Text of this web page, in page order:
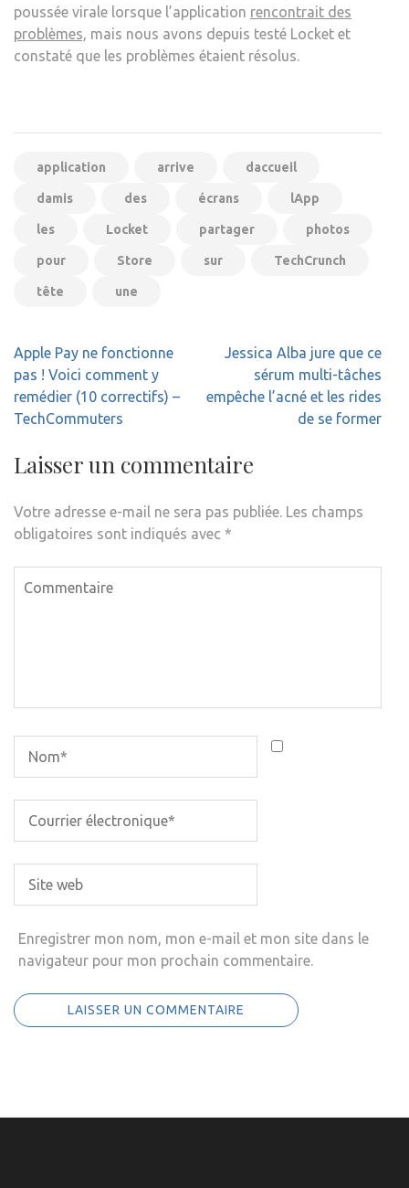
poussée virale lorsque l’application rencontrait des
problèmes, mais nous avons depuis testé Locket et
constaté que les problèmes étaient résolus.
application arrive daccueil
damis des écrans lApp
les Locket partager photos
pour Store sur TechCrunch
tête une
Navigation
de
l’article
Apple Pay ne fonctionne
pas ! Voici comment y
remédier (10 correctifs) –
TechCommuters
Jessica Alba jure que ce
sérum multi-tâches
empêche l’acné et les rides
de se former
Laisser un commentaire
Votre adresse e-mail ne sera pas publiée. Les champs
obligatoires sont indiqués avec *
Enregistrer mon nom, mon e-mail et mon site dans le
navigateur pour mon prochain commentaire.